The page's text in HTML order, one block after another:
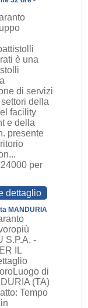
è una
di servizi
della
facility
e della
presente
per
dettaglio
MANDURIA
S.P.A. -
IL
di
(TA)
Tempo